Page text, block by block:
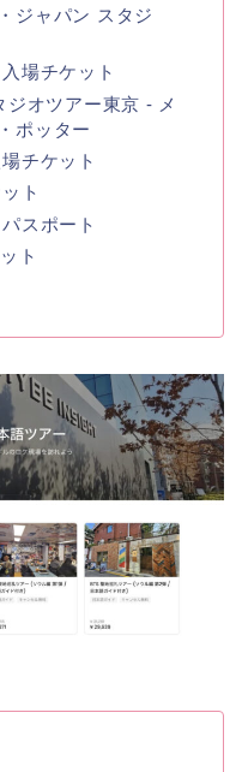
ジャパン スタジ
場チケット
オツアー東京 ‐ メ
ポッター
チケット
ト
スポート
ト